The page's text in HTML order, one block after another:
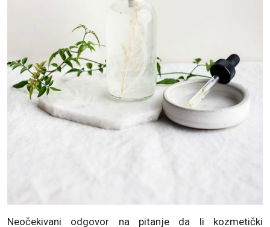
Neočekivani odgovor na pitanje da li kozmetički